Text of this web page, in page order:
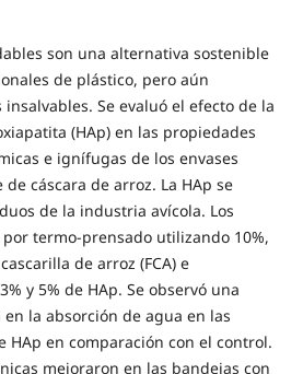
son una alternativa sostenible
de plástico, pero aún
Se evaluó el efecto de la
(HAp) en las propiedades
e ignífugas de los envases
cáscara de arroz. La HAp se
de la industria avícola. Los
termo-prensado utilizando 10%,
de arroz (FCA) e
y 5% de HAp. Se observó una
la absorción de agua en las
HAp en comparación con el control.
mejoraron en las bandejas con